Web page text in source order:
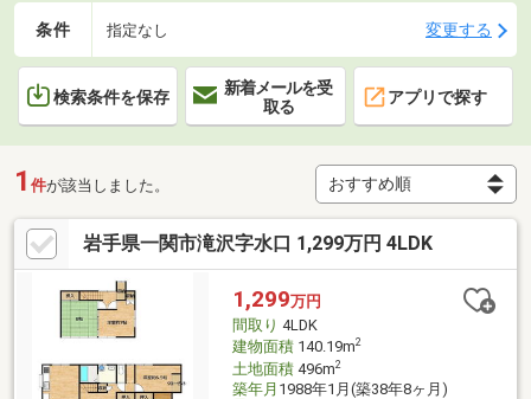
条件 指定なし 変更する
検索条件を保存
新着メールを受
取る
アプリで探す
1 件が該当しました。
岩手県一関市滝沢字水口 1,299万円 4LDK
1,299万円
間取り 4LDK
建物面積140.19m2
土地面積496m2
築年月 1988年1月(築38年8ヶ月)